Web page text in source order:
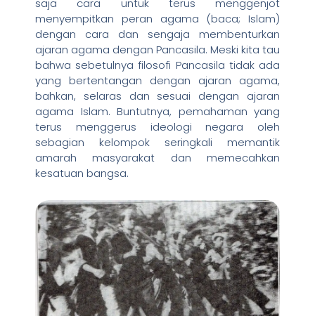
saja cara untuk terus menggenjot
menyempitkan peran agama (baca; Islam)
dengan cara dan sengaja membenturkan
ajaran agama dengan Pancasila. Meski kita tau
bahwa sebetulnya filosofi Pancasila tidak ada
yang bertentangan dengan ajaran agama,
bahkan, selaras dan sesuai dengan ajaran
agama Islam. Buntutnya, pemahaman yang
terus menggerus ideologi negara oleh
sebagian kelompok seringkali memantik
amarah masyarakat dan memecahkan
kesatuan bangsa.